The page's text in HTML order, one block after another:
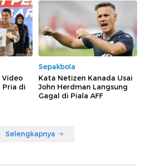
Video
Pria di
Sepakbola
Kata Netizen Kanada Usai
John Herdman Langsung
Gagal di Piala AFF
Selengkapnya